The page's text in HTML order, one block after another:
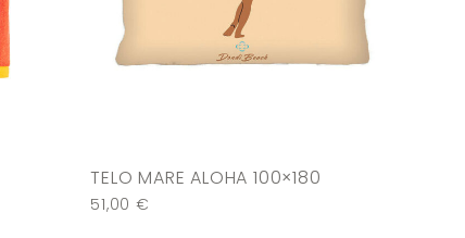
TELO MARE ALOHA 100×180
51,00€